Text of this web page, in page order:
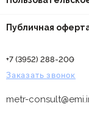
Публичная
+7 (3952) 288-200
Заказать звонок
metr-